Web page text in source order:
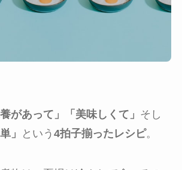
があって」「美味しくて」 そし
」 という 4拍子揃ったレシピ。